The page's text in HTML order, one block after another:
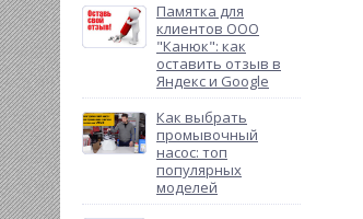
Памятка для
клиентов ООО
"Канюк": как
оставить отзыв в
Яндекс и Google
Как выбрать
промывочный
насос: топ
популярных
моделей